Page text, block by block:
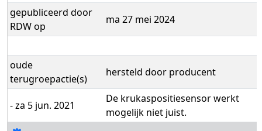
gepubliceerd door
RDW op
ma 27 mei 2024
oude
terugroepactie(s)
hersteld door producent
- za 5 jun. 2021
De krukaspositiesensor werkt
mogelijk niet juist.